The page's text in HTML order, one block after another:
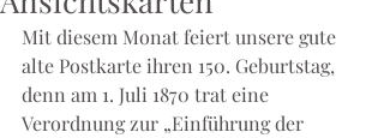
Mit diesem Monat feiert unsere gute
alte Postkarte ihren 150. Geburtstag,
denn am 1. Juli 1870 trat eine
Verordnung zur „Einführung der